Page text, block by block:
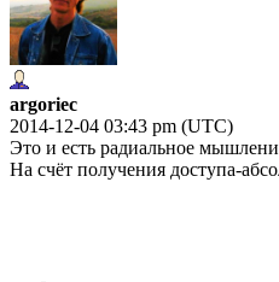
argoriec
2014-12-04 03:43 pm (UTC)
Это и есть радиальное
На счёт получения доступа-